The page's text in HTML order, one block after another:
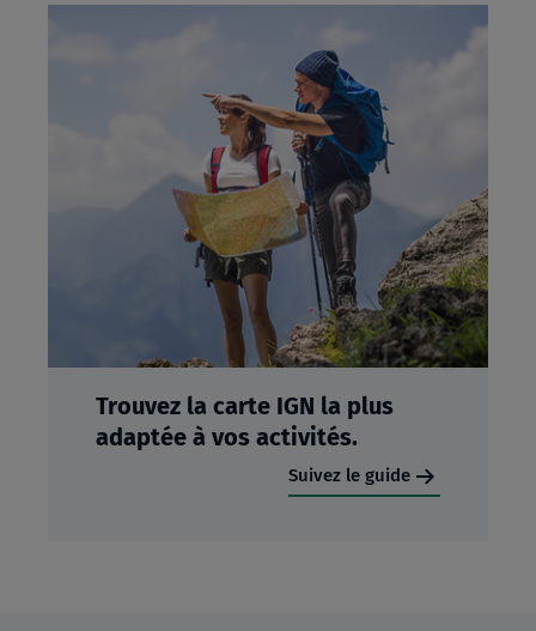
Trouvez la carte IGN la plus
adaptée à vos activités.
Suivez le guide